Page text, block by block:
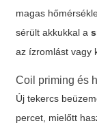
magas
sérült akkukkal a
az ízromlást vagy
Coil priming és
Új tekercs
percet, mielőtt